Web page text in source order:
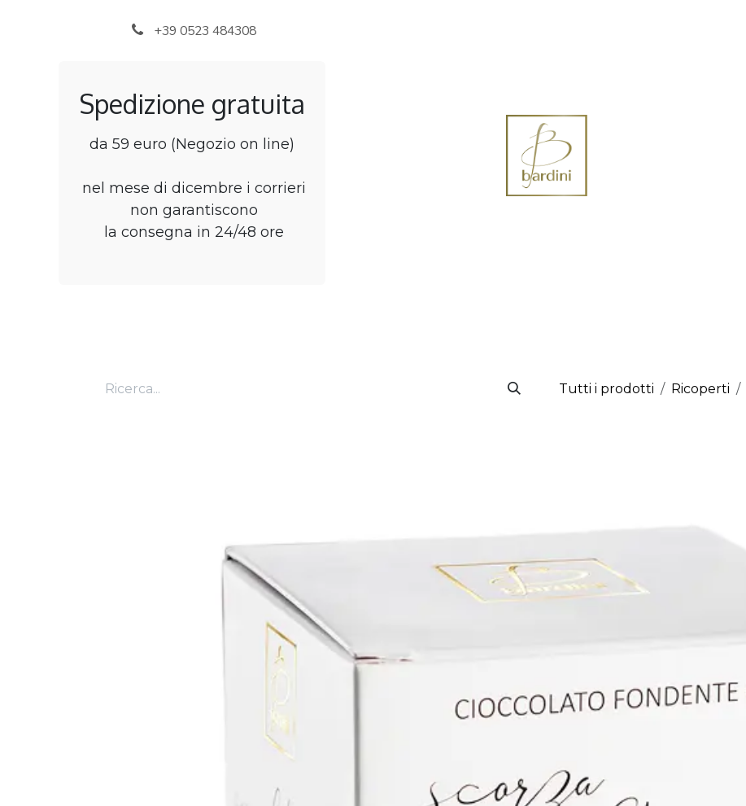
+39 0523 484308
Spedizione gratuita
da 59 euro (Negozio on line)
nel mese di dicembre i corrieri
non garantiscono
la consegna in 24/48 ore
Tutti i prodotti Ricoperti